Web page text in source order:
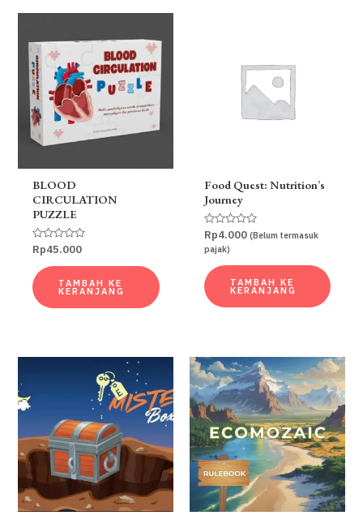
BLOOD
CIRCULATION
PUZZLE
Dinilai
dari
5
Rp45.000
TAMBAH KE
KERANJANG
Food Quest: Nutrition’s
Journey
Dinilai
dari
Rp4.000 (Belum termasuk
pajak)
TAMBAH KE
KERANJANG